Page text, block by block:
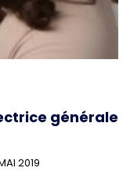
générale
2019